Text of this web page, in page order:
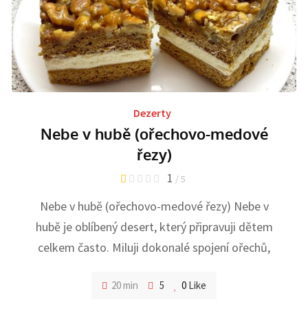
Dezerty
Nebe v hubě (ořechovo-medové
řezy)
1 / 5
Nebe v hubě (ořechovo-medové řezy) Nebe v
hubě je oblíbený desert, který připravuji dětem
celkem často. Miluji dokonalé spojení ořechů,
20 min 5 0 Like